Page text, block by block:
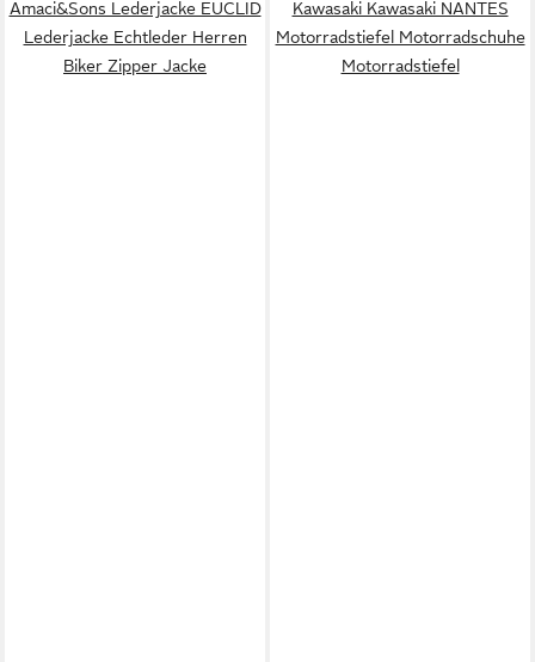
Amaci&Sons Lederjacke EUCLID
Lederjacke Echtleder Herren
Biker Zipper Jacke
Kawasaki Kawasaki NANTES
Motorradstiefel Motorradschuhe
Motorradstiefel